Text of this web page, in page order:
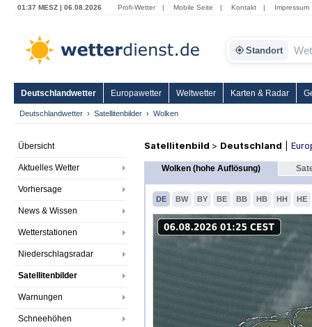
01:37 MESZ | 06.08.2026 Profi-Wetter | Mobile Seite | Kontakt | Impressum
Standort
Deutschlandwetter Europawetter Weltwetter Karten & Radar
Deutschlandwetter Satellitenbilder Wolken
Übersicht
Aktuelles Wetter
Vorhersage
News & Wissen
Wetterstationen
Niederschlagsradar
Satellitenbilder
Warnungen
Schneehöhen
Satellitenbild > Deutschland
Wolken (hohe Auflösung)
DE BW BY BE BB HB HH HE